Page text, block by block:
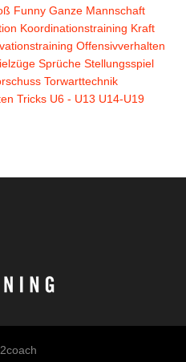
Funny Ganze Mannschaft
Koordinationstraining Kraft
Offensivverhalten
Sprüche Stellungsspiel
Torwarttechnik
Tricks U6 - U13 U14-U19